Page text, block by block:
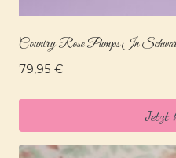
Country Rose Pumps In
79,95 €
Jetzt